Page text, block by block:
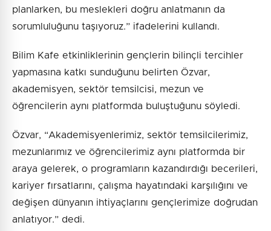
planlarken, bu meslekleri doğru anlatmanın da
sorumluluğunu taşıyoruz.” ifadelerini kullandı.
Bilim Kafe etkinliklerinin gençlerin bilinçli tercihler
yapmasına katkı sunduğunu belirten Özvar,
akademisyen, sektör temsilcisi, mezun ve
öğrencilerin aynı platformda buluştuğunu söyledi.
Özvar, “Akademisyenlerimiz, sektör temsilcilerimiz,
mezunlarımız ve öğrencilerimiz aynı platformda bir
araya gelerek, o programların kazandırdığı becerileri,
kariyer fırsatlarını, çalışma hayatındaki karşılığını ve
değişen dünyanın ihtiyaçlarını gençlerimize doğrudan
anlatıyor.” dedi.